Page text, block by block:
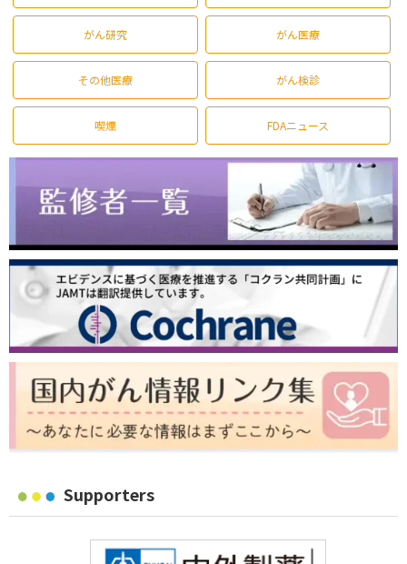
がん研究 がん医療
その他医療 がん検診
喫煙 FDAニュース
Supporters